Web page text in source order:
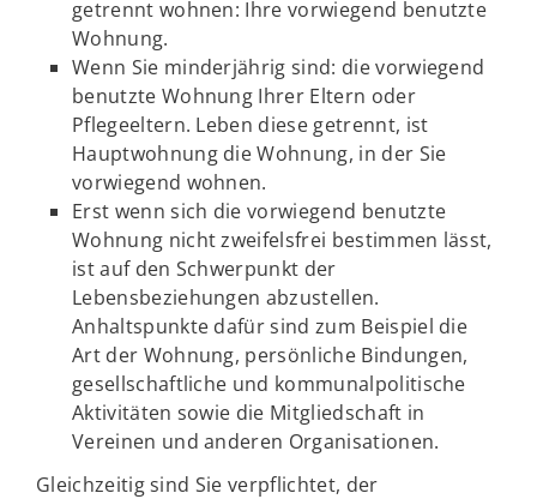
getrennt wohnen: Ihre vorwiegend benutzte
Wohnung.
Wenn Sie minderjährig sind: die vorwiegend
benutzte Wohnung Ihrer Eltern oder
Pflegeeltern. Leben diese getrennt, ist
Hauptwohnung die Wohnung, in der Sie
vorwiegend wohnen.
Erst wenn sich die vorwiegend benutzte
Wohnung nicht zweifelsfrei bestimmen lässt,
ist auf den Schwerpunkt der
Lebensbeziehungen abzustellen.
Anhaltspunkte dafür sind zum Beispiel die
Art der Wohnung, persönliche Bindungen,
gesellschaftliche und kommunalpolitische
Aktivitäten sowie die Mitgliedschaft in
Vereinen und anderen Organisationen.
Gleichzeitig sind Sie verpflichtet, der